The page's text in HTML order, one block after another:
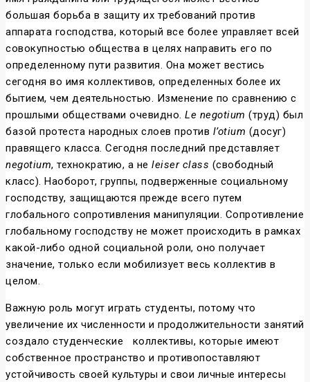
большая борьба в защиту их требований против
аппарата господства, который все более управляет всей
совокупностью общества в целях направить его по
определенному пути развития. Она может вестись
сегодня во имя коллективов, определенных более их
бытием, чем деятельностью. Изменение по сравнению с
прошлыми обществами очевидно. Le negotium (труд) был
базой протеста народных слоев против l’otium (досуг)
правящего класса. Сегодня последний представляет
negotium, технократию, а не leiser class (свободный
класс). Наоборот, группы, подверженные социальному
господству, защищаются прежде всего путем
глобального сопротивления манипуляции. Сопротивление
глобальному господству не может происходить в рамках
какой-либо одной социальной роли, оно получает
значение, только если мобилизует весь коллектив в
целом.
Важную роль могут играть студенты, потому что
увеличение их численности и продолжительности занятий
создало студенческие
коллективы, которые имеют
собственное пространство и противопоставляют
устойчивость своей культуры и свои личные интересы